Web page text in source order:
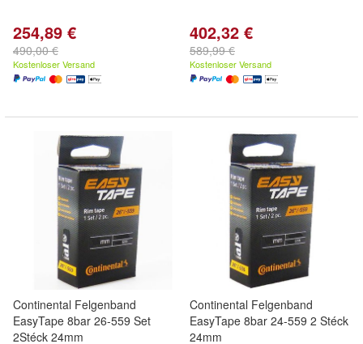
254,89 €
490,00 €
Kostenloser Versand
402,32 €
589,99 €
Kostenloser Versand
Continental Felgenband
EasyTape 8bar 26-559 Set
2Stéck 24mm
Continental Felgenband
EasyTape 8bar 24-559 2 Stéck
24mm